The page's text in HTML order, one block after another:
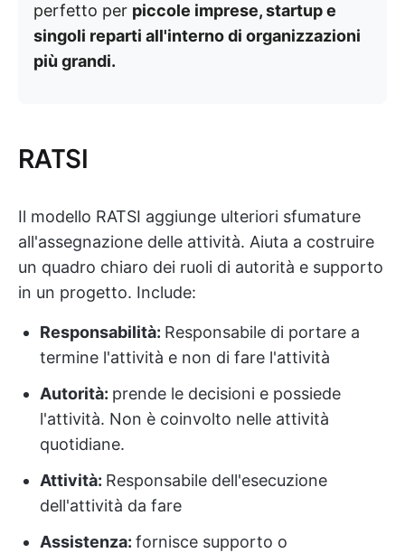
perfetto per piccole imprese, startup e
singoli reparti all'interno di organizzazioni
più grandi.
RATSI
Il modello RATSI aggiunge ulteriori sfumature
all'assegnazione delle attività. Aiuta a costruire
un quadro chiaro dei ruoli di autorità e supporto
in un progetto. Include:
Responsabilità: Responsabile di portare a
termine l'attività e non di fare l'attività
Autorità: prende le decisioni e possiede
l'attività. Non è coinvolto nelle attività
quotidiane.
Attività: Responsabile dell'esecuzione
dell'attività da fare
Assistenza: fornisce supporto o